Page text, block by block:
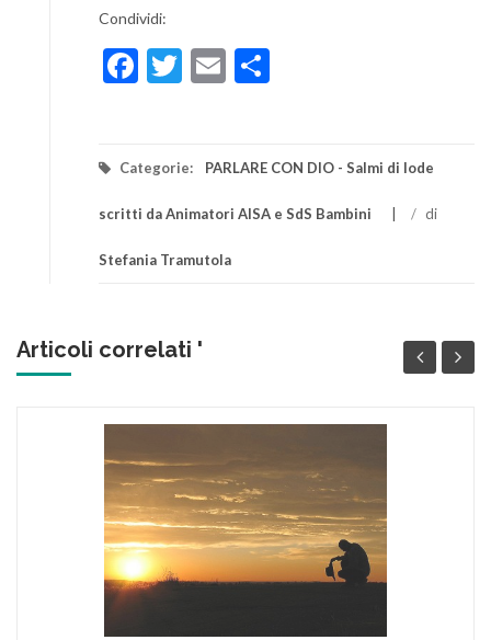
Condividi:
Facebook
Twitter
Email
Categorie: PARLARE CON DIO - Salmi di lode
scritti da Animatori AISA e SdS Bambini / di
Stefania Tramutola
Articoli correlati '